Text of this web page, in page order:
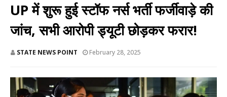
UP में शुरू हुई स्टॉफ नर्स भर्ती फर्जीवाड़े की
जांच, सभी आरोपी ड्यूटी छोड़कर फरार!
STATE NEWS POINT February 28, 2025